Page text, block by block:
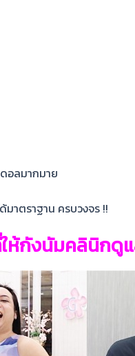
อลมากมาย
าตราฐาน ครบวงจร !!
ห้กังนัมคลินิกดู